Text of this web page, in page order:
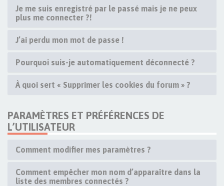
Je me suis enregistré par le passé mais je ne peux
plus me connecter ?!
J’ai perdu mon mot de passe !
Pourquoi suis-je automatiquement déconnecté ?
À quoi sert « Supprimer les cookies du forum » ?
PARAMÈTRES ET PRÉFÉRENCES DE
L’UTILISATEUR
Comment modifier mes paramètres ?
Comment empêcher mon nom d’apparaître dans la
liste des membres connectés ?